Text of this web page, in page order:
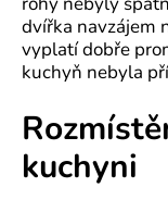
dvířka navzájem
vyplatí dobře
kuchyň nebyla
kuchyni